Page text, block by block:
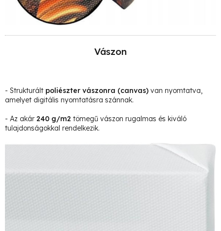
Vászon
- Strukturált poliészter vászonra (canvas) van nyomtatva,
amelyet digitális nyomtatásra szánnak.
- Az akár 240 g/m2 tömegű vászon rugalmas és kiváló
tulajdonságokkal rendelkezik.